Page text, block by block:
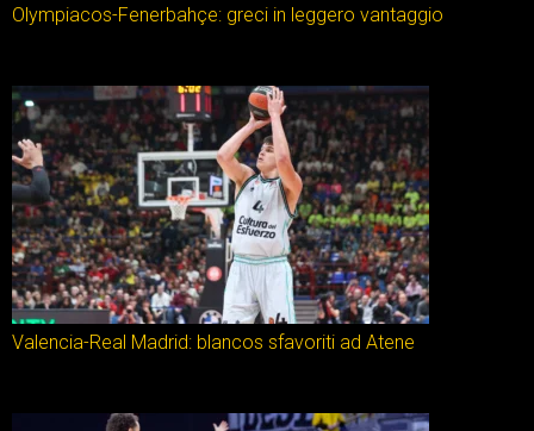
Olympiacos-Fenerbahçe: greci in leggero vantaggio
Valencia-Real Madrid: blancos sfavoriti ad Atene